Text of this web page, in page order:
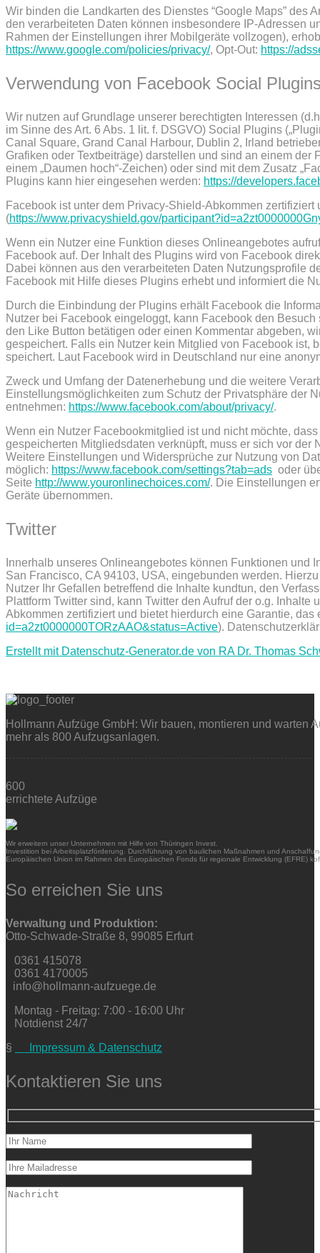
Wir binden die Landkarten des Dienstes “Google Maps” des
den verarbeiteten Daten können insbesondere IP-Adressen
Rahmen der Einstellungen ihrer Mobilgeräte vollzogen),
https://www.google.com/policies/privacy/, Opt-Out: https://
Verwendung von Facebook Social
Wir nutzen auf Grundlage unserer berechtigten Interessen
im Sinne des Art. 6 Abs. 1 lit. f. DSGVO) Social Plugins
Canal Square, Grand Canal Harbour, Dublin 2, Irland
Grafiken oder Textbeiträge) darstellen und sind an einem der
einem „Daumen hoch“-Zeichen) oder sind mit dem Zusatz
Plugins kann hier eingesehen werden: https://
Facebook ist unter dem Privacy-Shield-Abkommen
(https://www.privacyshield.gov/
Wenn ein Nutzer eine Funktion dieses Onlineangebotes
Facebook auf. Der Inhalt des Plugins wird von Facebook
Dabei können aus den verarbeiteten Daten Nutzungsprofile
Facebook mit Hilfe dieses Plugins erhebt und informiert die
Durch die Einbindung der Plugins erhält Facebook die
Nutzer bei Facebook eingeloggt, kann Facebook den
den Like Button betätigen oder einen Kommentar abgeben,
gespeichert. Falls ein Nutzer kein Mitglied von Facebook ist,
speichert. Laut Facebook wird in Deutschland nur eine
Zweck und Umfang der Datenerhebung und die weitere
Einstellungsmöglichkeiten zum Schutz der Privatsphäre der
entnehmen: https://www.facebook.com/about/privacy/.
Wenn ein Nutzer Facebookmitglied ist und nicht möchte,
gespeicherten Mitgliedsdaten verknüpft, muss er sich vor
Weitere Einstellungen und Widersprüche zur Nutzung von
möglich: https://www.facebook.com/settings?tab=ads oder
Seite http://www.youronlinechoices.com/. Die Einstellungen
Geräte übernommen.
Twitter
Innerhalb unseres Onlineangebotes können Funktionen und
San Francisco, CA 94103, USA, eingebunden werden.
Nutzer Ihr Gefallen betreffend die Inhalte kundtun, den
Plattform Twitter sind, kann Twitter den Aufruf der o.g.
Abkommen zertifiziert und bietet hierdurch eine Garantie,
id=a2zt0000000TORzAAO&status=Active).
Erstellt mit Datenschutz-Generator.de von RA Dr. Thomas
Hollmann Aufzüge GmbH: Wir bauen, montieren und warten
mehr als 800 Aufzugsanlagen.
600
errichtete Aufzüge
Wir erweitern unser Unternehmen mit Hilfe von Thüringen Invest.
Investition bei Arbeitsplatzförderung. Durchführung von baulichen Maßnahmen und
Europäischen Union im Rahmen des Europäischen Fonds für regionale Entwicklung (EFRE)
So erreichen Sie uns
Verwaltung und Produktion:
Otto-Schwade-Straße 8, 99085 Erfurt
0361 415078
0361 4170005
info@hollmann-aufzuege.de
Montag - Freitag: 7:00 - 16:00 Uhr
Notdienst 24/7
§
Impressum & Datenschutz
Kontaktieren Sie uns